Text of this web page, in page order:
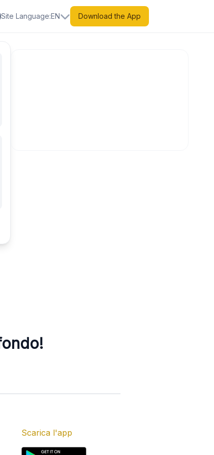
Site Language:EN Download the App
Scarica l'app